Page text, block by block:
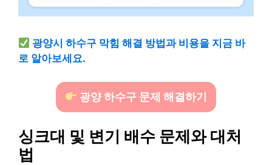
광양시 하수구 막힘 해결 방법과 비용을 지금 바
로 알아보세요.
광양 하수구 문제 해결하기
싱크대 및 변기 배수 문제와 대처
법